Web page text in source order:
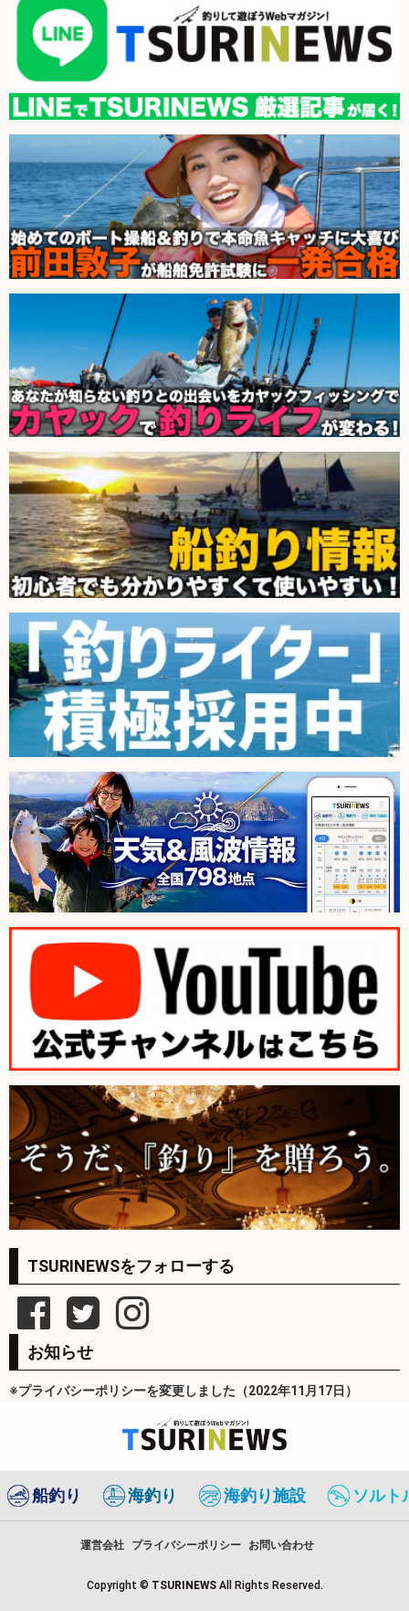
TSURINEWSをフォローする
お知らせ
※プライバシーポリシーを変更しました（2022年11月17日）
船釣り 海釣り 海釣り施設 ソルト
運営会社 プライバシーポリシー お問い合わせ
Copyright © TSURINEWS All Rights Reserved.